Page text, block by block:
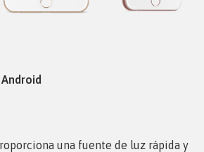
una fuente de luz rápida y